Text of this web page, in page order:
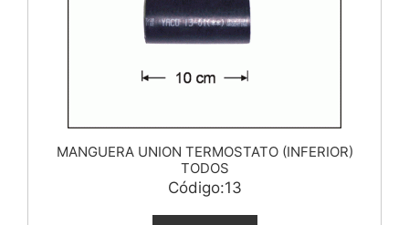
MANGUERA UNION TERMOSTATO (INFERIOR)
TODOS
Código:13